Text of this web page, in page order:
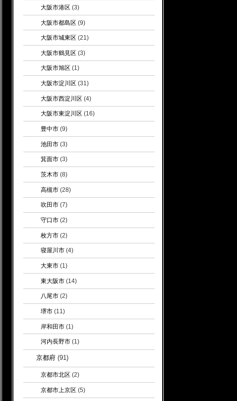
大阪市港区(3)
大阪市都島区(9)
大阪市城東区 (21)
大阪市鶴見区(3)
大阪市旭区 (1)
大阪市淀川区 (31)
大阪市西淀川区(4)
大阪市東淀川区 (16)
豊中市(9)
池田市(3)
箕面市(3)
茨木市(8)
高槻市(28)
吹田市(7)
守口市(2)
枚方市(2)
寝屋川市(4)
大東市(1)
東大阪市(14)
八尾市(2)
堺市(11)
岸和田市(1)
河内長野市(1)
京都府(91)
京都市北区 (2)
京都市上京区(5)